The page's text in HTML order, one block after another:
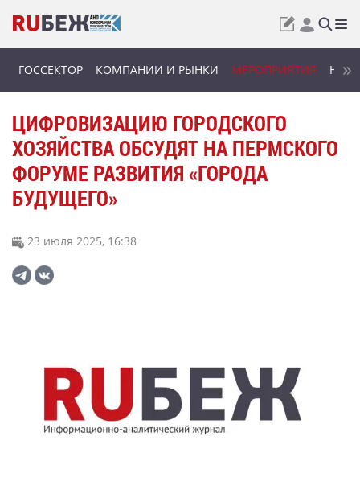
ГОССЕКТОР КОМПАНИИ И РЫНКИ МЕРОПРИЯТИЯ
ЦИФРОВИЗАЦИЮ ГОРОДСКОГО
ХОЗЯЙСТВА ОБСУДЯТ НА ПЕРМСКОГО
ФОРУМЕ РАЗВИТИЯ «ГОРОДА
БУДУЩЕГО»
23 июля 2025, 16:38